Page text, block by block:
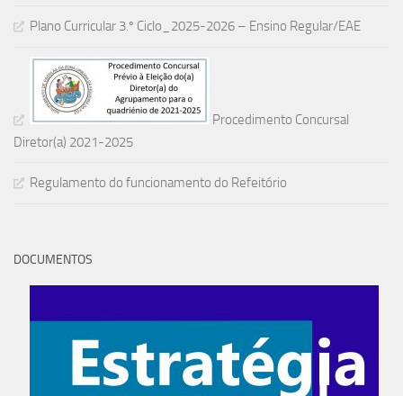
Plano Curricular 3.º Ciclo_2025-2026 – Ensino Regular/EAE
Procedimento Concursal
Diretor(a) 2021-2025
Regulamento do funcionamento do Refeitório
DOCUMENTOS